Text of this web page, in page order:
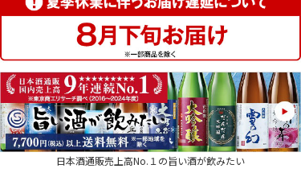
日本酒通販売上高No.１の旨い酒が飲みたい